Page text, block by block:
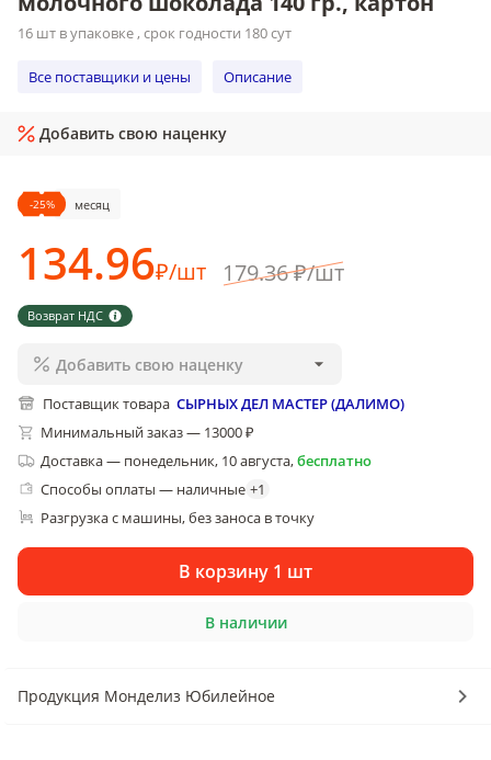
16 шт в упаковке , срок годности 180 сут
Все поставщики и цены Описание
Добавить свою наценку
-25% месяц
134.96₽/шт 179.36₽/шт
Возврат НДС
Добавить свою наценку
Поставщик товара СЫРНЫХ ДЕЛ МАСТЕР (ДАЛИМО)
Минимальный заказ — 13000 ₽
Доставка— понедельник, 10 августа,бесплатно
Способы оплаты — наличные +1
Разгрузка с машины, без заноса в точку
В корзину 1 шт
В наличии
Продукция Монделиз Юбилейное